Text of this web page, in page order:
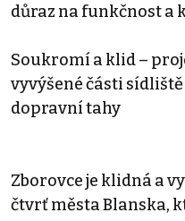
důraz na funkčnost a
Soukromí a klid –
vyvýšené části
dopravní tahy
Zborovce je klidná a
čtvrť města Blanska,